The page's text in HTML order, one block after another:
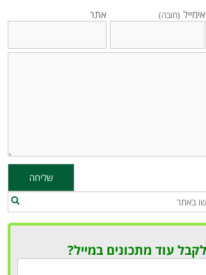
אימייל (חובה) אתר
עוד מתכונים במייל?